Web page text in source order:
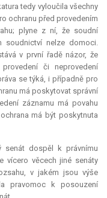
tedy vyloučila všechny
ochranu před provedením
plyne z ní, že soudní
soudnictví nelze domoci.
v první řadě názor, že
či neprovedení
se týká, i případně pro
má poskytovat správní
záznamu má povahu
má být poskytnuta
senát dospěl k právnímu
vícero věcech jiné senáty
v jakém jsou výše
pravomoc k posouzení